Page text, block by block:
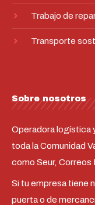
Trabajo de
Transporte
Sobre nosotros
Operadora logística
toda la Comunidad
como Seur, Correos
Si tu empresa tiene
puerta o de